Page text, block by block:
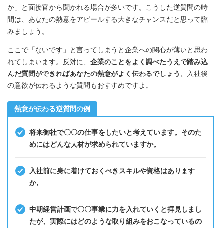
か」と面接官から聞かれる場合が多いです。こうした逆質問の時
間は、あなたの熱意をアピールする大きなチャンスだと思って臨
みましょう。
ここで「ないです」と言ってしまうと企業への関心が薄いと思わ
れてしまいます。反対に、 企業のことをよく調べたうえで踏み込
んだ質問ができればあなたの熱意がよく伝わるでしょう 。入社後
の意欲が伝わるような質問もおすすめですよ。
熱意が伝わる逆質問の例
将来御社で〇〇の仕事をしたいと考えています。そのた
めにはどんな人材が求められていますか。
入社前に身に着けておくべきスキルや資格はあります
か。
中期経営計画で〇〇事業に力を入れていくと拝見しまし
たが、実際にはどのような取り組みをおこなっているの